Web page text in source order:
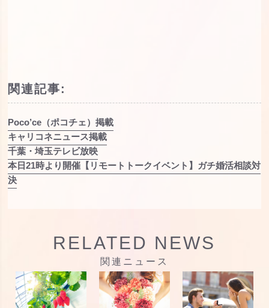
関連記事:
Poco’ce（ポコチェ）掲載
キャリコネニュース掲載
千葉・埼玉テレビ放映
本日21時より開催【リモートトークイベント】ガチ婚活相談対
決
RELATED NEWS
関連ニュース